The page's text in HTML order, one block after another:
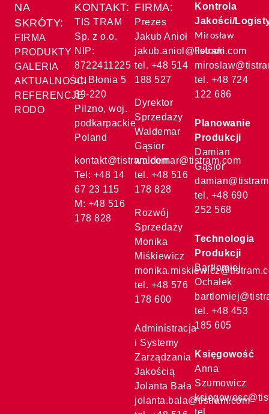
NA
SKRÓTY:
FIRMA
PRODUKTY
GALERIA
AKTUALNOŚCI
REFERENCJE
RODO
KONTAKT:
TIS TRAM
Sp. z o.o.
NIP:
8722411225
ul. Błonia 5
39-220
Pilzno, woj.
podkarpackie
Poland
kontakt@tistram.com
Tel: +48 14
67 23 115
M: +48 516
178 828
FIRMA:
Prezes
Jakub Anioł
jakub.aniol@tistram.com
tel. +48 514
188 527
Dyrektor
Sprzedaży
Waldemar
Gąsior
waldemar@tistram.com
tel. +48 516
178 828
Rozwój
Sprzedaży
Monika
Miśkiewicz
tel. +48 576
178 600
Administracja
i Systemy
Zarządzania
Jakością
Jolanta Bała
jolanta.bala@tistram.com
Kontrola
Jakości/
Mirosław
Potocki
tel. +48 724
122 686
Planowanie
Produkcji
Damian
Gąsior
tel. +48 690
252 568
Technologia
Produkcji
Bartłomiej
Ochałek
tel. +48 453
185 605
Księgowość
Anna
Szumowicz
tel.